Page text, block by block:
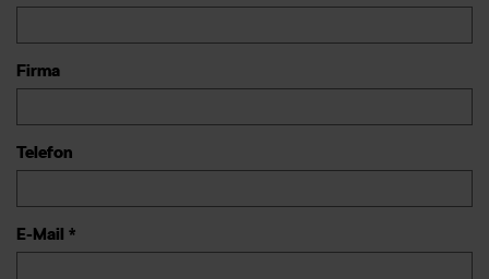
Firma
Telefon
E-Mail *